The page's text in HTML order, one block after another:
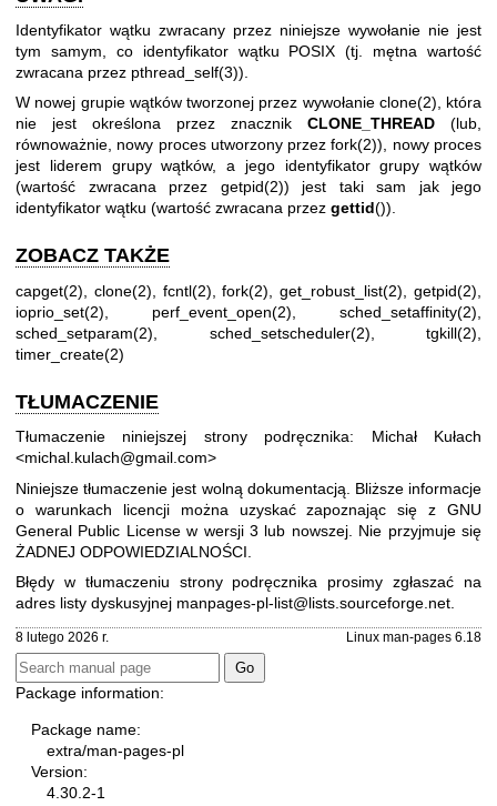
Identyfikator wątku zwracany przez niniejsze wywołanie nie jest
tym samym, co identyfikator wątku POSIX (tj. mętna wartość
zwracana przez pthread_self(3)).
W nowej grupie wątków tworzonej przez wywołanie clone(2), która
nie jest określona przez znacznik CLONE_THREAD (lub,
równoważnie, nowy proces utworzony przezfork(2)), nowy proces
jest liderem grupy wątków, a jego identyfikator grupy wątków
(wartość zwracana przez getpid(2)) jest taki sam jak jego
identyfikator wątku (wartość zwracana przez gettid()).
ZOBACZ TAKŻE
capget(2) clone(2) fcntl(2) ,fork(2) ,get_robust_list(2) ,getpid(2)
ioprio_set(2)
perf_event_open(2) sched_setaffinity(2)
sched_setparam(2)
sched_setscheduler(2) tgkill(2)
timer_create(2)
TŁUMACZENIE
Tłumaczenie niniejszej strony podręcznika: Michał Kułach
<michal.kulach@gmail.com>
Niniejsze tłumaczenie jest wolną dokumentacją. Bliższe informacje
o warunkach licencji można uzyskać zapoznając się z GNU
General Public License w wersji 3 lub nowszej. Nie przyjmuje się
ŻADNEJ ODPOWIEDZIALNOŚCI.
Błędy w tłumaczeniu strony podręcznika prosimy zgłaszać na
adres listy dyskusyjnej manpages-pl-list@lists.sourceforge.net
8 lutego 2026 r. Linux man-pages 6.18
Package information:
Package name:
extra/man-pages-pl
Version:
4.30.2-1